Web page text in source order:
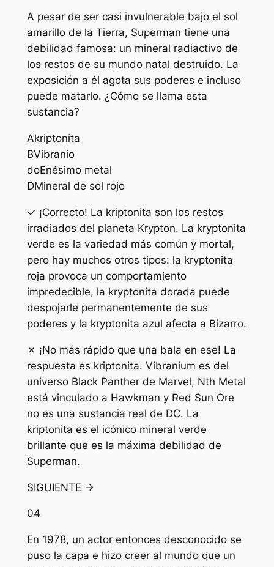
A pesar de ser casi invulnerable bajo el sol
amarillo de la Tierra, Superman tiene una
debilidad famosa: un mineral radiactivo de
los restos de su mundo natal destruido. La
exposición a él agota sus poderes e incluso
puede matarlo. ¿Cómo se llama esta
sustancia?
Akriptonita
BVibranio
doEnésimo metal
DMineral de sol rojo
✓ ¡Correcto! La kriptonita son los restos
irradiados del planeta Krypton. La kryptonita
verde es la variedad más común y mortal,
pero hay muchos otros tipos: la kryptonita
roja provoca un comportamiento
impredecible, la kryptonita dorada puede
despojarle permanentemente de sus
poderes y la kryptonita azul afecta a Bizarro.
✗ ¡No más rápido que una bala en ese! La
respuesta es kriptonita. Vibranium es del
universo Black Panther de Marvel, Nth Metal
está vinculado a Hawkman y Red Sun Ore
no es una sustancia real de DC. La
kriptonita es el icónico mineral verde
brillante que es la máxima debilidad de
Superman.
SIGUIENTE →
04
En 1978, un actor entonces desconocido se
puso la capa e hizo creer al mundo que un